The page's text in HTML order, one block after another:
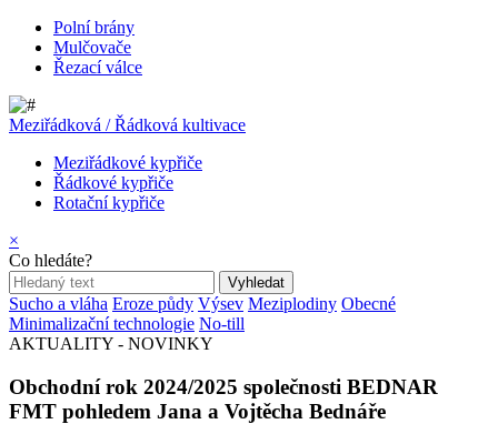
Polní brány
Mulčovače
Řezací válce
Meziřádková / Řádková kultivace
Meziřádkové kypřiče
Řádkové kypřiče
Rotační kypřiče
×
Co hledáte?
Sucho a vláha Eroze půdy Výsev Meziplodiny Obecné
Minimalizační technologie No-till
AKTUALITY - NOVINKY
Obchodní rok 2024/2025 společnosti BEDNAR
FMT pohledem Jana a Vojtěcha Bednáře